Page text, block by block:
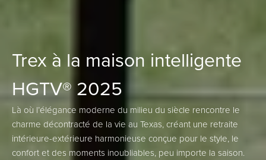
Trex à la maison intelligente
HGTV® 2025
Là où l’élégance moderne du milieu du siècle rencontre le
charme décontracté de la vie au Texas, créant une retraite
intérieure-extérieure harmonieuse conçue pour le style, le
confort et des moments inoubliables, peu importe la saison.